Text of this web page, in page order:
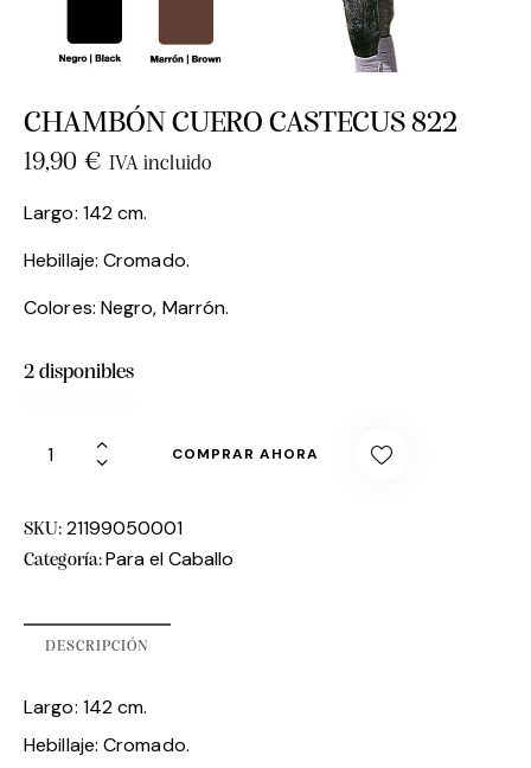
CHAMBÓN CUERO CASTECUS 822
19,90 € IVA incluido
Largo: 142 cm.
Hebillaje: Cromado.
Colores: Negro, Marrón.
2 disponibles
COMPRAR AHORA
SKU: 21199050001
Categoría:Para el Caballo
DESCRIPCIÓN
Largo: 142 cm.
Hebillaje: Cromado.